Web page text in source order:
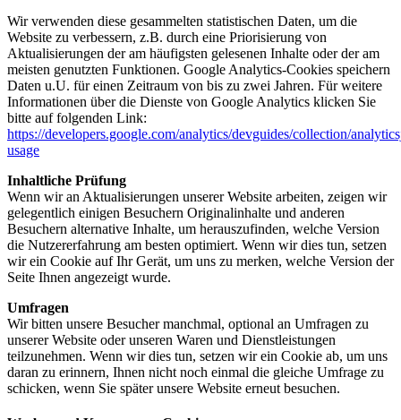
Wir verwenden diese gesammelten statistischen Daten, um die
Website zu verbessern, z.B. durch eine Priorisierung von
Aktualisierungen der am häufigsten gelesenen Inhalte oder der am
meisten genutzten Funktionen. Google Analytics-Cookies speichern
Daten u.U. für einen Zeitraum von bis zu zwei Jahren. Für weitere
Informationen über die Dienste von Google Analytics klicken Sie
bitte auf folgenden Link:
https://developers.google.com/analytics/devguides/collection/
usage
Inhaltliche Prüfung
Wenn wir an Aktualisierungen unserer Website arbeiten, zeigen wir
gelegentlich einigen Besuchern Originalinhalte und anderen
Besuchern alternative Inhalte, um herauszufinden, welche Version
die Nutzererfahrung am besten optimiert. Wenn wir dies tun, setzen
wir ein Cookie auf Ihr Gerät, um uns zu merken, welche Version der
Seite Ihnen angezeigt wurde.
Umfragen
Wir bitten unsere Besucher manchmal, optional an Umfragen zu
unserer Website oder unseren Waren und Dienstleistungen
teilzunehmen. Wenn wir dies tun, setzen wir ein Cookie ab, um uns
daran zu erinnern, Ihnen nicht noch einmal die gleiche Umfrage zu
schicken, wenn Sie später unsere Website erneut besuchen.